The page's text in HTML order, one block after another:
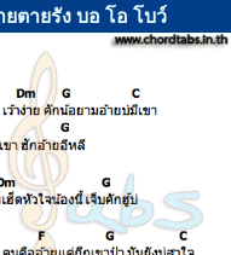
ตายรัง บอ โอ โบว์